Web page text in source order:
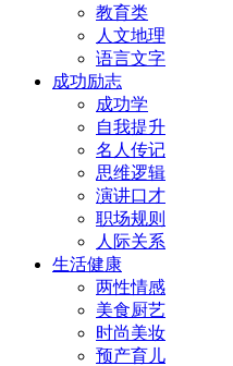
教育类
人文地理
语言文字
成功励志
成功学
自我提升
名人传记
思维逻辑
演讲口才
职场规则
人际关系
生活健康
两性情感
美食厨艺
时尚美妆
预产育儿